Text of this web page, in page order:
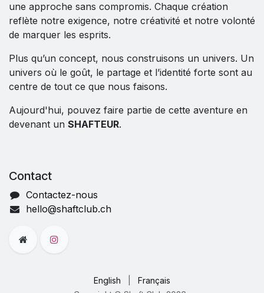
une approche sans compromis. Chaque création
reflète notre exigence, notre créativité et notre volonté
de marquer les esprits.
Plus qu’un concept, nous construisons un univers. Un
univers où le goût, le partage et l’identité forte sont au
centre de tout ce que nous faisons.
Aujourd'hui, pouvez faire partie de cette aventure en
devenant un SHAFTEUR.
Contact
Contactez-nous
hello@shaftclub.ch
English Français